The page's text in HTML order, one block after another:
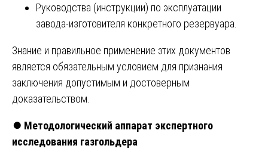
Руководства (инструкции) по эксплуатации
завода-изготовителя конкретного резервуара.
Знание и правильное применение этих документов
является обязательным условием для признания
заключения допустимым и достоверным
доказательством.
⏺️ Методологический аппарат экспертного
исследования газгольдера